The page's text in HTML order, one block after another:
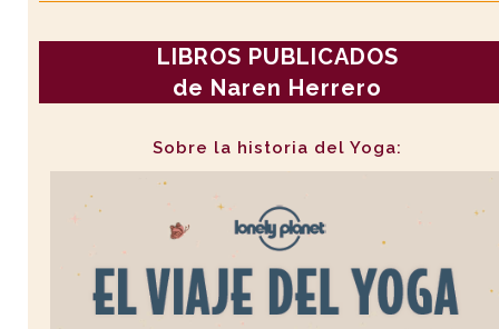
LIBROS PUBLICADOS
de Naren Herrero
Sobre la historia del Yoga: